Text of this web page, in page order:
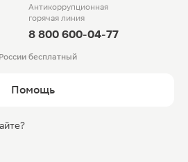
Антикоррупционная
горячая линия
8 800 600-04-77
бесплатный
Помощь